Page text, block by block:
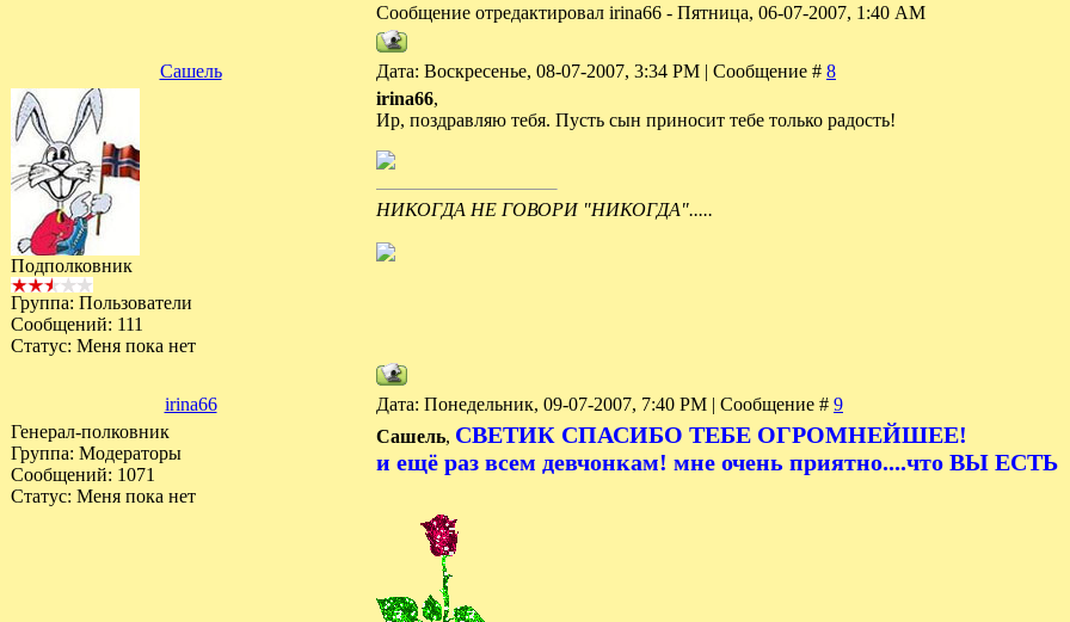
Сообщение отредактировал irina66 - Пятница, 06-07-2007, 1:40 AM
Сашель Дата: Воскресенье, 08-07-2007, 3:34 PM | Сообщение # 8
Подполковник
Группа: Пользователи
Сообщений: 111
Статус: Меня пока нет
irina66,
Ир, поздравляю тебя. Пусть сын приносит тебе только радость!
НИКОГДА НЕ ГОВОРИ "НИКОГДА".....
irina66 Дата: Понедельник, 09-07-2007, 7:40 PM | Сообщение # 9
Генерал-полковник
Группа: Модераторы
Сообщений: 1071
Статус: Меня пока нет
Сашель, СВЕТИК СПАСИБО ТЕБЕ ОГРОМНЕЙШЕЕ!
и ещё раз всем девчонкам! мне очень приятно....что ВЫ ЕСТЬ